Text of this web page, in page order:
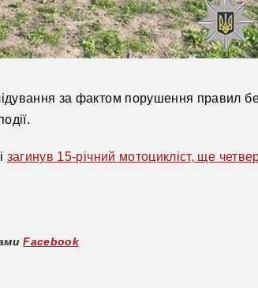
за фактом порушення правил
загинув 15-річний мотоцикліст, ще
Facebook